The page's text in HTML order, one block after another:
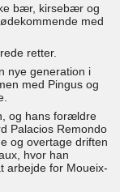
bær, kirsebær og
med
retter.
nye generation i
med Pingus og
og hans forældre
Palacios Remondo
og overtage driften
hvor han
arbejde for Moueix-